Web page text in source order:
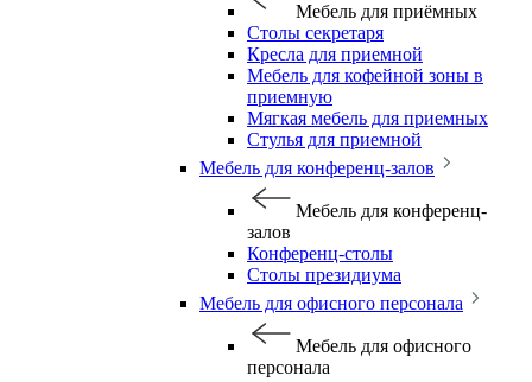
Мебель для приёмных
Столы секретаря
Кресла для приемной
Мебель для кофейной зоны в
приемную
Мягкая мебель для приемных
Стулья для приемной
Мебель для конференц-залов
Мебель для конференц-
залов
Конференц-столы
Столы президиума
Мебель для офисного персонала
Мебель для офисного
персонала